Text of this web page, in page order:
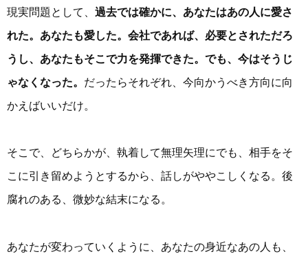
現実問題として、 過去では確かに、あなたはあの人に愛さ
れた。あなたも愛した。会社であれば、必要とされただろ
うし、あなたもそこで力を発揮できた。でも、今はそうじ
ゃなくなった。 だったらそれぞれ、今向かうべき方向に向
かえばいいだけ。
そこで、どちらかが、執着して無理矢理にでも、相手をそ
こに引き留めようとするから、話しがややこしくなる。後
腐れのある、微妙な結末になる。
あなたが変わっていくように、あなたの身近なあの人も、